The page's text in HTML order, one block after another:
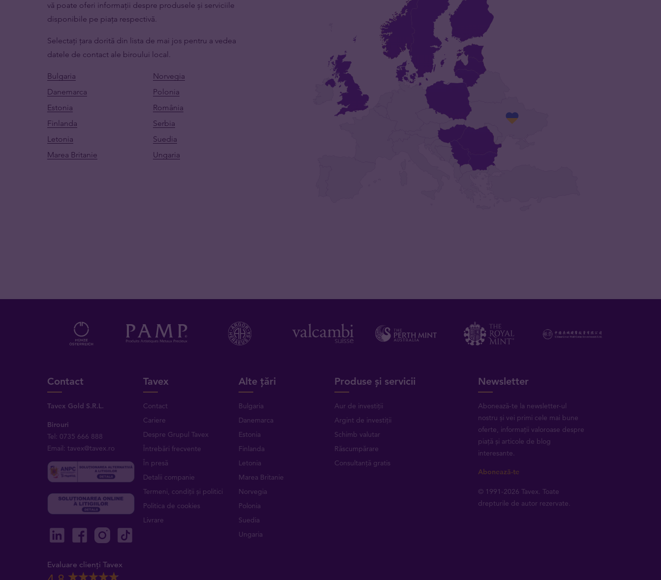
vă poate oferi informații despre produsele și serviciile
disponibile pe piața respectivă.
Selectați țara dorită din lista de mai jos pentru a vedea
datele de contact ale biroului local.
Bulgaria
Danemarca
Estonia
Finlanda
Letonia
Marea Britanie
Norvegia
Polonia
România
Serbia
Suedia
Ungaria
Contact
Tavex Gold S.R.L.
Birouri
Tel: 0735 666 888
Email: tavex@tavex.ro
Evaluare clienți Tavex
Tavex
Contact
Cariere
Despre Grupul Tavex
Întrebări frecvente
În presă
Detalii companie
Termeni, condiții și politici
Politica de cookies
Livrare
Alte țări
Bulgaria
Danemarca
Estonia
Finlanda
Letonia
Marea Britanie
Norvegia
Polonia
Suedia
Ungaria
Produse și servicii
Aur de investiții
Argint de investiții
Schimb valutar
Răscumpărare
Consultanță gratis
Newsletter
Abonează-te la newsletter-ul
nostru și vei primi cele mai bune
oferte, informații valoroase despre
piață și articole de blog
interesante.
Abonează-te
© 1991-2026 Tavex. Toate
drepturile de autor rezervate.